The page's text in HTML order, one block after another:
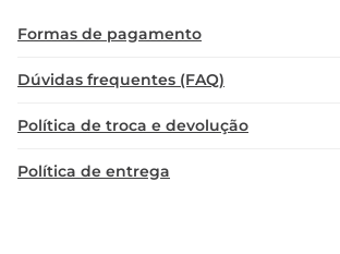
Formas de pagamento
Dúvidas frequentes (FAQ)
Política de troca e devolução
Política de entrega